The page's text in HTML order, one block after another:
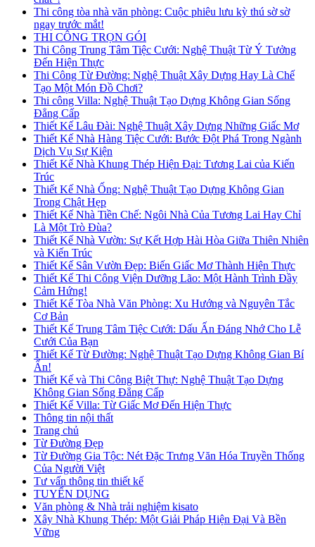
Thi công tòa nhà văn phòng: Cuộc phiêu lưu kỳ thú sờ sờ
ngay trước mắt!
THI CÔNG TRỌN GÓI
Thi Công Trung Tâm Tiệc Cưới: Nghệ Thuật Từ Ý Tưởng
Đến Hiện Thực
Thi Công Từ Đường: Nghệ Thuật Xây Dựng Hay Là Chế
Tạo Một Món Đồ Chơi?
Thi công Villa: Nghệ Thuật Tạo Dựng Không Gian Sống
Đẳng Cấp
Thiết Kế Lâu Đài: Nghệ Thuật Xây Dựng Những Giấc Mơ
Thiết Kế Nhà Hàng Tiệc Cưới: Bước Đột Phá Trong Ngành
Dịch Vụ Sự Kiện
Thiết Kế Nhà Khung Thép Hiện Đại: Tương Lai của Kiến
Trúc
Thiết Kế Nhà Ống: Nghệ Thuật Tạo Dựng Không Gian
Trong Chật Hẹp
Thiết Kế Nhà Tiền Chế: Ngôi Nhà Của Tương Lai Hay Chỉ
Là Một Trò Đùa?
Thiết Kế Nhà Vườn: Sự Kết Hợp Hài Hòa Giữa Thiên Nhiên
và Kiến Trúc
Thiết Kế Sân Vườn Đẹp: Biến Giấc Mơ Thành Hiện Thực
Thiết Kế Thi Công Viện Dưỡng Lão: Một Hành Trình Đầy
Cảm Hứng!
Thiết Kế Tòa Nhà Văn Phòng: Xu Hướng và Nguyên Tắc
Cơ Bản
Thiết Kế Trung Tâm Tiệc Cưới: Dấu Ấn Đáng Nhớ Cho Lễ
Cưới Của Bạn
Thiết Kế Từ Đường: Nghệ Thuật Tạo Dựng Không Gian Bí
Ẩn!
Thiết Kế và Thi Công Biệt Thự: Nghệ Thuật Tạo Dựng
Không Gian Sống Đẳng Cấp
Thiết Kế Villa: Từ Giấc Mơ Đến Hiện Thực
Thông tin nội thất
Trang chủ
Từ Đường Đẹp
Từ Đường Gia Tộc: Nét Đặc Trưng Văn Hóa Truyền Thống
Của Người Việt
Tư vấn thông tin thiết kế
TUYỂN DỤNG
Văn phòng & Nhà trải nghiệm kisato
Xây Nhà Khung Thép: Một Giải Pháp Hiện Đại Và Bền
Vững